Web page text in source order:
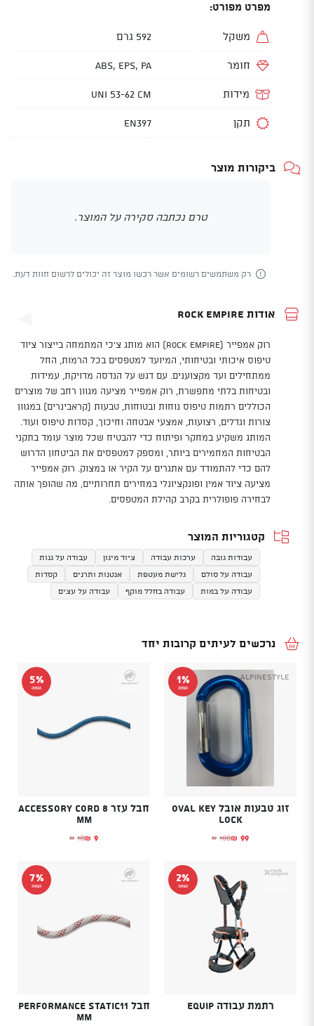
מפרט מפורט:
משקל 592 גרם
חומר ABS, EPS, PA
מידות UNI 53-62 cm
תקן EN397
ביקורות מוצר
טרם נכתבה סקירה על המוצר.
רק משתמשים רשומים אשר רכשו מוצר זה יכולים לרשום חוות דעת.
אודות Rock Empire
רוק אמפייר (Rock Empire) הוא מותג צ'כי המתמחה בייצור ציוד
טיפוס איכותי ובטיחותי, המיועד למטפסים בכל הרמות, החל
ממתחילים ועד מקצוענים. עם דגש על הנדסה מדויקת, עמידות
ובטיחות בלתי מתפשרת, רוק אמפייר מציעה מגוון רחב של מוצרים
הכוללים רתמות טיפוס נוחות ובטוחות, טבעות (קראבינרים) במגוון
צורות וגדלים, רצועות, אמצעי אבטחה וחיכוך, קסדות טיפוס ועוד.
המותג משקיע במחקר ופיתוח כדי להבטיח שכל מוצר עומד בתקני
הבטיחות המחמירים ביותר, ומספק למטפסים את הביטחון הדרוש
להם כדי להתמודד עם אתגרים על הקיר או במצוק. רוק אמפייר
מציעה ציוד אמין ופונקציונלי במחירים תחרותיים, מה שהופך אותה
לבחירה פופולרית בקרב קהילת המטפסים.
קטגוריות המוצר
עבודות גובה ערכות עבודה ציוד מיגון
עבודה על גגות
עבודה על סולם
גלישת מעטפת אנטנות ותרנים
קסדות
עבודה על במות
עבודה בחלל מוקף עבודה על עצים
נרכשים לעיתים קרובות יחד
1%
הנחה
Alpinestyle
זוג טבעות אובל OVAL KEY
LOCK
₪ 100
המחיר המקורי היה: ₪100.₪ 99 המחיר הנוכחי הוא: ₪99.
5%
הנחה
חבל עזר Accessory Cord 8
mm
₪ 10
המחיר המקורי היה: ₪10.₪ 9 המחיר הנוכחי הוא: ₪9.
2%
הנחה
רתמת עבודה Equip
7%
הנחה
חבל Performance Static11
mm